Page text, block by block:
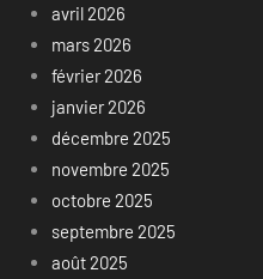
avril 2026
mars 2026
février 2026
janvier 2026
décembre 2025
novembre 2025
octobre 2025
septembre 2025
août 2025